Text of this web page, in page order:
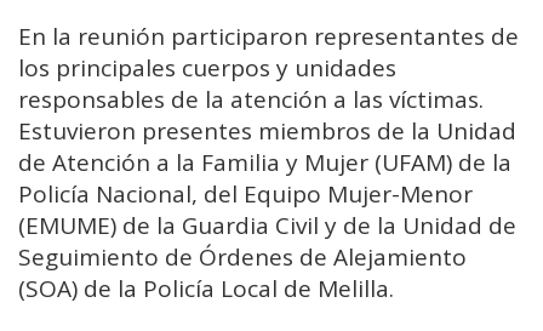
En la reunión participaron representantes de
los principales cuerpos y unidades
responsables de la atención a las víctimas.
Estuvieron presentes miembros de la Unidad
de Atención a la Familia y Mujer (UFAM) de la
Policía Nacional, del Equipo Mujer-Menor
(EMUME) de la Guardia Civil y de la Unidad de
Seguimiento de Órdenes de Alejamiento
(SOA) de la Policía Local de Melilla.